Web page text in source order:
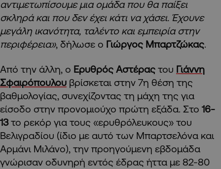
αντιμετωπίσουμε μια ομάδα που θα παίξει
σκληρά και που δεν έχει κάτι να χάσει. Έχουνε
μεγάλη ικανότητα, ταλέντο και εμπειρία στην
περιφέρεια», δήλωσε ο Γιώργος Μπαρτζώκας.
Από την άλλη, ο Ερυθρός Αστέρας του Γιάννη
Σφαιρόπουλου βρίσκεται στην 7η θέση της
βαθμολογίας, συνεχίζοντας τη μάχη της για
είσοδο στην προνομιούχο πρώτη εξάδα. Στο 16-
13το ρεκόρ για τους «ερυθρόλευκους» του
Βελιγραδίου (ίδιο με αυτό των Μπαρτσελόνα και
Αρμάνι Μιλάνο), την προηγούμενη εβδομάδα
γνώρισαν οδυνηρή εντός έδρας ήττα με 82-80